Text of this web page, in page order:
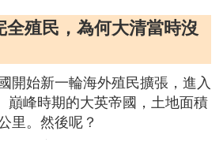
全殖民，為何大清當時沒
開始新一輪海外殖民擴張，進入
巔峰時期的大英帝國，土地面積
里。然後呢？